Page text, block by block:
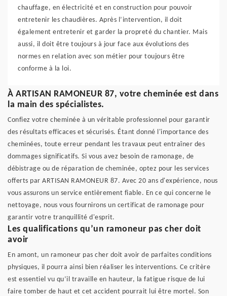
chauffage, en électricité et en construction pour pouvoir
entretenir les chaudières. Après l’intervention, il doit
également entretenir et garder la propreté du chantier. Mais
aussi, il doit être toujours à jour face aux évolutions des
normes en relation avec son métier pour toujours être
conforme à la loi.
À ARTISAN RAMONEUR 87, votre cheminée est dans
la main des spécialistes.
Confiez votre cheminée à un véritable professionnel pour garantir
des résultats efficaces et sécurisés. Étant donné l'importance des
cheminées, toute erreur pendant les travaux peut entraîner des
dommages significatifs. Si vous avez besoin de ramonage, de
débistrage ou de réparation de cheminée, optez pour les services
offerts par ARTISAN RAMONEUR 87. Avec 20 ans d'expérience, nous
vous assurons un service entièrement fiable. En ce qui concerne le
nettoyage, nous vous fournirons un certificat de ramonage pour
garantir votre tranquillité d'esprit.
Les qualifications qu’un ramoneur pas cher doit
avoir
En amont, un ramoneur pas cher doit avoir de parfaites conditions
physiques, il pourra ainsi bien réaliser les interventions. Ce critère
est essentiel vu qu’il travaille en hauteur, la fatigue risque de lui
faire tomber de haut et cet accident pourrait lui être mortel. Son